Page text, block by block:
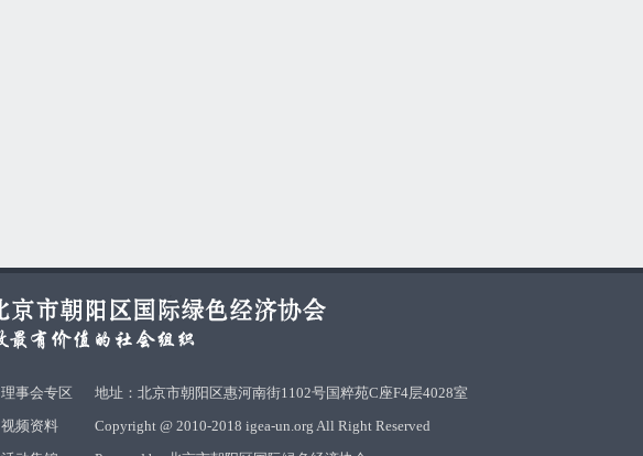
理事会专区
视频资料
地址：北京市朝阳区惠河南街1102号国粹苑C座F4层4028室
Copyright @ 2010-2018 igea-un.org All Right Reserved